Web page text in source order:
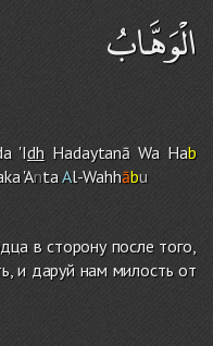
الْوَهَّابُ
'IdhHadaytanā Wa Hab
'AntaAl-Wahhābu
в сторону после того,
и даруй нам милость от